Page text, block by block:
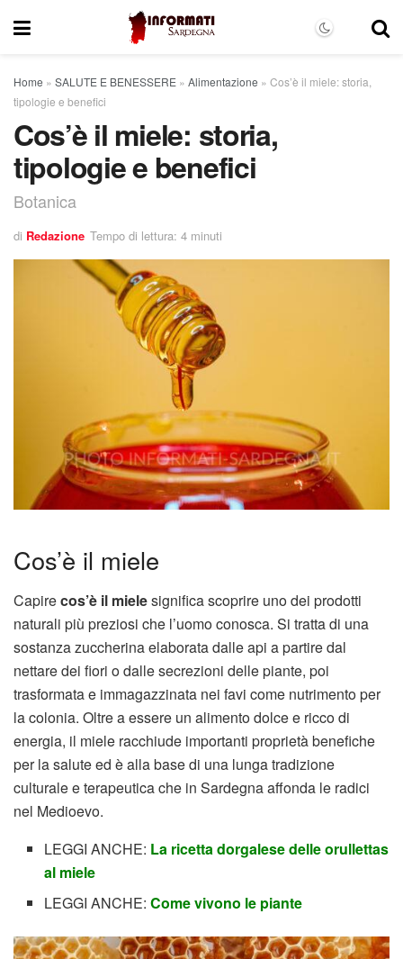
Home » SALUTE E BENESSERE » Alimentazione » Cos’è il miele: storia,
tipologie e benefici
Cos’è il miele: storia,
tipologie e benefici
Botanica
di Redazione Tempo di lettura: 4 minuti
Cos’è il miele
Capirecos’è il mielesignifica scoprire uno dei prodotti
naturali più preziosi che l’uomo conosca. Si tratta di una
sostanza zuccherina elaborata dalle api a partire dal
nettare dei fiori o dalle secrezioni delle piante, poi
trasformata e immagazzinata nei favi come nutrimento per
la colonia. Oltre a essere un alimento dolce e ricco di
energia, il miele racchiude importanti proprietà benefiche
per la salute ed è alla base di una lunga tradizione
culturale e terapeutica che in Sardegna affonda le radici
nel Medioevo.
LEGGI ANCHE: La ricetta dorgalese delle orullettas
al miele
LEGGI ANCHE:Come vivono le piante